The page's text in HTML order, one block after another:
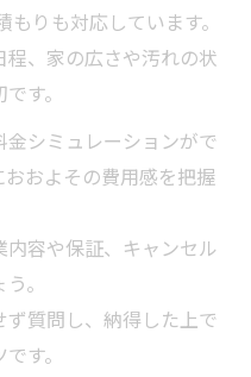
りも対応しています。
、家の広さや汚れの状
す。
シミュレーションがで
およその費用感を把握
容や保証、キャンセル
。
質問し、納得した上で
す。